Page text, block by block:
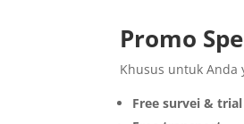
Promo
Khusus untuk
Free survei &